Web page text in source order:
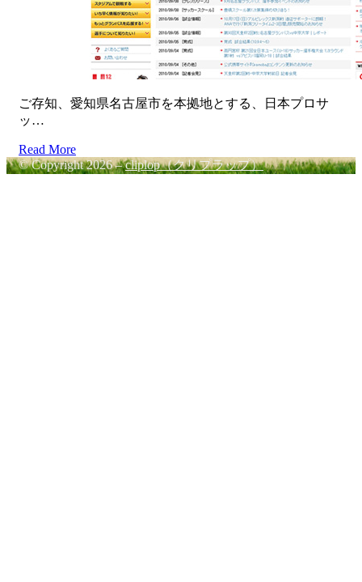
ご存知、愛知県名古屋市を本拠地とする、日本プロサ
ッ…
Read More
© Copyright 2026 –cliplop（クリプラップ）